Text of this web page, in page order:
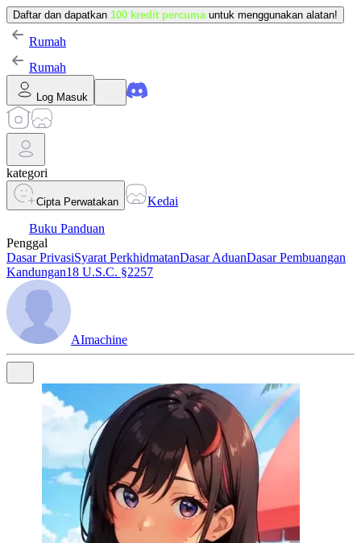
Daftar dan dapatkan 100 kredit percuma untuk menggunakan alatan!
Rumah
Rumah
Log Masuk
kategori
Cipta Perwatakan
Kedai
Buku Panduan
Penggal
Dasar PrivasiSyarat PerkhidmatanDasar AduanDasar Pembuangan
Kandungan18 U.S.C. §2257
AImachine